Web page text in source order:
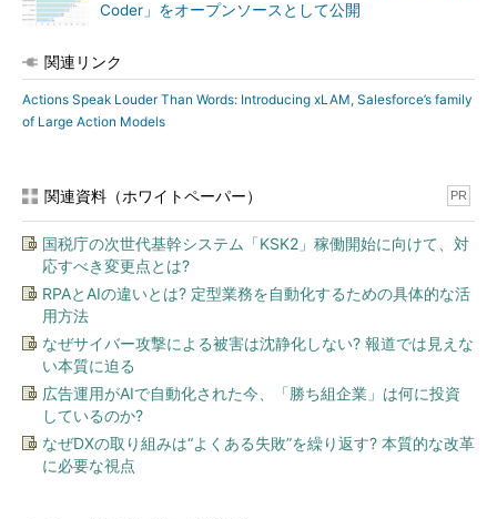
Coder」をオープンソースとして公開
関連リンク
Actions Speak Louder Than Words: Introducing xLAM, Salesforce’s family
of Large Action Models
関連資料（ホワイトペーパー） PR
国税庁の次世代基幹システム「KSK2」稼働開始に向けて、対
応すべき変更点とは?
RPAとAIの違いとは? 定型業務を自動化するための具体的な活
用方法
なぜサイバー攻撃による被害は沈静化しない? 報道では見えな
い本質に迫る
広告運用がAIで自動化された今、「勝ち組企業」は何に投資
しているのか?
なぜDXの取り組みは“よくある失敗”を繰り返す? 本質的な改革
に必要な視点